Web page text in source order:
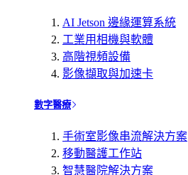
AI Jetson 邊緣運算系統
工業用相機與軟體
高階視頻設備
影像擷取與加速卡
數字醫療
手術室影像串流解決方案
移動醫護工作站
智慧醫院解決方案